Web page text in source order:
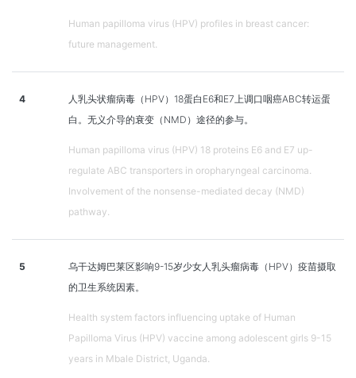
Human papilloma virus (HPV) profiles in breast cancer:
future management.
4
人乳头状瘤病毒（HPV）18蛋白E6和E7上调口咽癌ABC转运蛋
白。无义介导的衰变（NMD）途径的参与。
Human papilloma virus (HPV) 18 proteins E6 and E7 up-
regulate ABC transporters in oropharyngeal carcinoma.
Involvement of the nonsense-mediated decay (NMD)
pathway.
5
乌干达姆巴莱区影响9-15岁少女人乳头瘤病毒（HPV）疫苗摄取
的卫生系统因素。
Health system factors influencing uptake of Human
Papilloma Virus (HPV) vaccine among adolescent girls 9-15
years in Mbale District, Uganda.